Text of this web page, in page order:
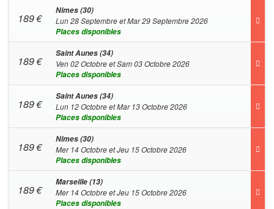
189€
Nimes (30)
Lun 28 Septembre et Mar 29 Septembre 2026
Places disponibles
189€
Saint Aunes (34)
Ven 02 Octobre et Sam 03 Octobre 2026
Places disponibles
189€
Saint Aunes (34)
Lun 12 Octobre et Mar 13 Octobre 2026
Places disponibles
189€
Nimes (30)
Mer 14 Octobre et Jeu 15 Octobre 2026
Places disponibles
189€
Marseille (13)
Mer 14 Octobre et Jeu 15 Octobre 2026
Places disponibles